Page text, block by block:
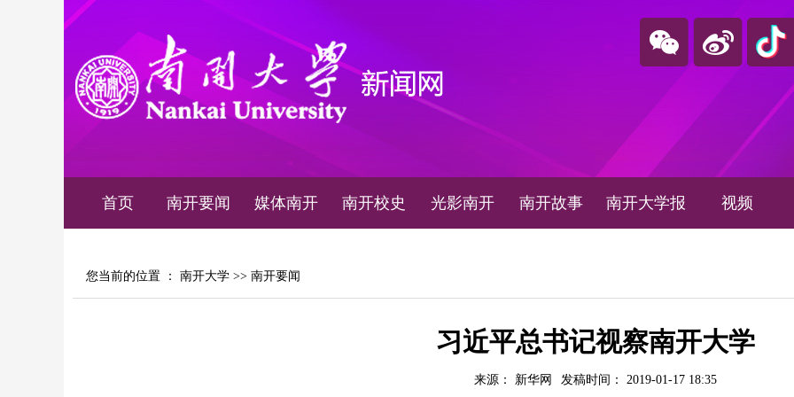
首页 南开要闻 媒体南开 南开校史 光影南开 南开故事 南开大学报 视频
您当前的位置 ： 南开大学 >> 南开要闻
习近平总书记视察南开大学
来源： 新华网 发稿时间： 2019-01-17 18:35